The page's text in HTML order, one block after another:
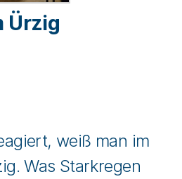
Ürzig
weiß man im
Was Starkregen